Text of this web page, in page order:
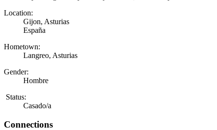
Location:
Gijon, Asturias
España
Hometown:
Langreo, Asturias
Gender:
Hombre
Status:
Casado/a
Connections